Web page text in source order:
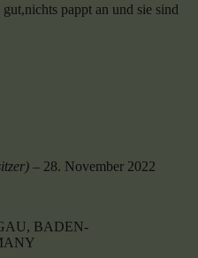
pappt an und sie sind
– 28. November 2022